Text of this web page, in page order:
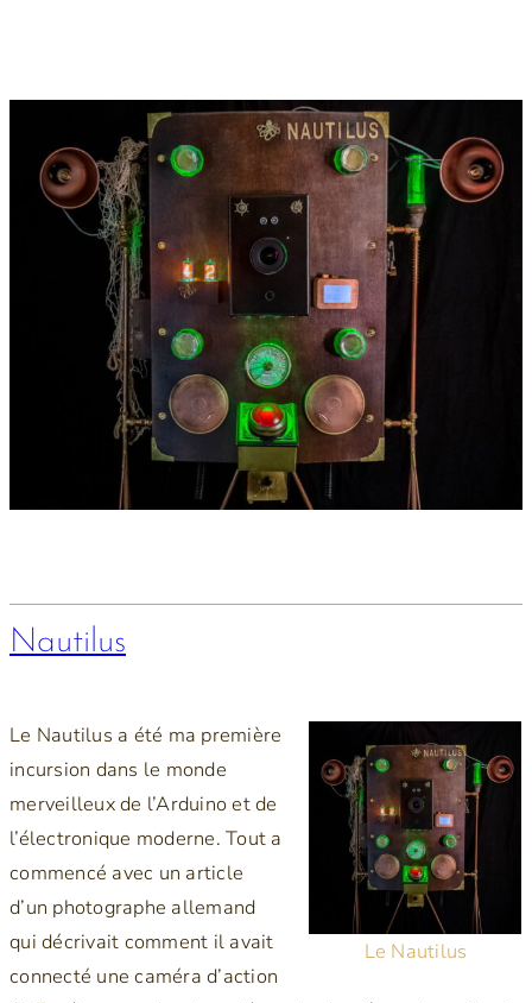
Nautilus
Le Nautilus
Le Nautilus a été ma première
incursion dans le monde
merveilleux de l’Arduino et de
l’électronique moderne. Tout a
commencé avec un article
d’un photographe allemand
qui décrivait comment il avait
connecté une caméra d’action